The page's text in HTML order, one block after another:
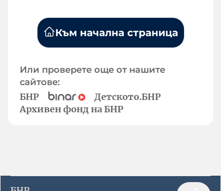
Към начална страница
Или проверете още от нашите
сайтове:
БНР
Детското.БНР
Архивен фонд на БНР